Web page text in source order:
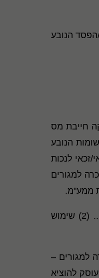
הפסד הנובע
חייבת מס
הנובע
לנכות
ממע"מ עבור "השכרה למגורים
ודוק: תקנה 2(1) לתקנות מע"מ, מנוסחת בזו הלשון: "יראו כשימוש לצורך עצמי גם שימוש לצרכי עסק בנכסי העסק, כמפורט להלן: (1) ..... (2) שימוש
למגורים –
העוסק להוציא